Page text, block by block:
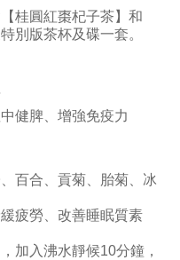
桂圓紅棗杞子茶】和
別版茶杯及碟一套。
健脾、增強免疫力
百合、貢菊、胎菊、冰
疲勞、改善睡眠質素
加入沸水靜候10分鐘，